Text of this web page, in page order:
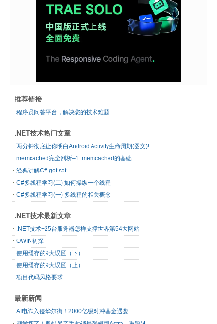
推荐链接
程序员问答平台，解决您的技术难题
.NET技术热门文章
两分钟彻底让你明白Android Activity生命周期(图文)!
memcached完全剖析–1. memcached的基础
经典讲解C# get set
C#多线程学习(二) 如何操纵一个线程
C#多线程学习(一) 多线程的相关概念
.NET技术最新文章
.NET技术+25台服务器怎样支撑世界第54大网站
OWIN初探
使用缓存的9大误区（下）
使用缓存的9大误区（上）
项目代码风格要求
最新新闻
AI电诈入侵华尔街！2000亿级对冲基金遇袭